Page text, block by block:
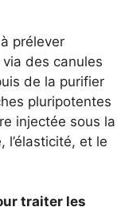
prélever
via des canules
de la purifier
pluripotentes
injectée sous la
l’élasticité, et le
traiter les